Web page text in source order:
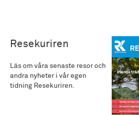
Resekuriren
Läs om våra senaste resor och
andra nyheter i vår egen
tidning Resekuriren.